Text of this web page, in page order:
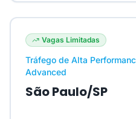
Vagas Limitadas
Tráfego de Alta
Advanced
São Paulo/SP